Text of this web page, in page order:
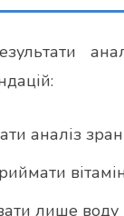
аналіз
лише воду